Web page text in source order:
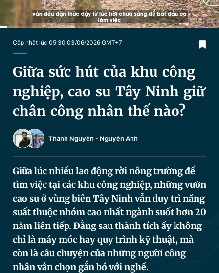
Chào ngày mới Tin 24h
Video Magazine
Sản phẩm khác
Thông tin tòa soạn
Đọc Thanh Niên trên điện thoại
Đăng xuất
Cập nhật lúc 05:30 03/06/2026 GMT+7
Giữa sức hút của khu công
nghiệp, cao su Tây Ninh giữ
chân công nhân thế nào?
Thanh Nguyên - Nguyễn Anh
Giữa lúc nhiều lao động rời nông trường để
tìm việc tại các khu công nghiệp, những vườn
cao su ở vùng biên Tây Ninh vẫn duy trì năng
suất thuộc nhóm cao nhất ngành suốt hơn 20
năm liên tiếp. Đằng sau thành tích ấy không
chỉ là máy móc hay quy trình kỹ thuật, mà
còn là câu chuyện của những người công
nhân vẫn chọn gắn bó với nghề.